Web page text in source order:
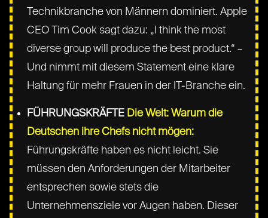
Technikbranche von Männern dominiert. Apple
CEO Tim Cook sagt dazu: „I think the most
diverse group will produce the best product.“ –
Und nimmt mit diesem Statement eine klare
Haltung für mehr Frauen in der IT-Branche ein.
FÜHRUNGSKRÄFTE Die Welt: Warum die
Deutschen ihre Chefs nicht mögen:
Führungskräfte haben es nicht leicht. Sie
müssen den Anforderungen der Mitarbeiter
entsprechen sowie stets die
Unternehmensziele vor Augen haben. Dieser